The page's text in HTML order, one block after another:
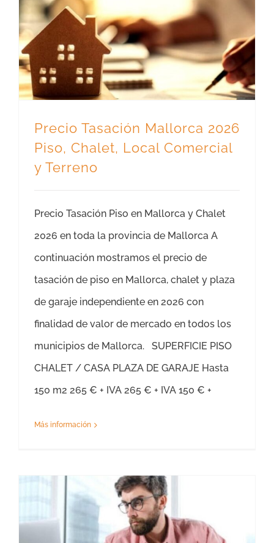
Precio Tasación Mallorca 2026
Piso, Chalet, Local Comercial
y Terreno
Precio Tasación Piso en Mallorca y Chalet
2026 en toda la provincia de Mallorca A
continuación mostramos el precio de
tasación de piso en Mallorca, chalet y plaza
de garaje independiente en 2026 con
finalidad de valor de mercado en todos los
municipios de Mallorca. SUPERFICIE PISO
CHALET / CASA PLAZA DE GARAJE Hasta
150 m2 265 € + IVA 265 € + IVA 150 € +
Más información